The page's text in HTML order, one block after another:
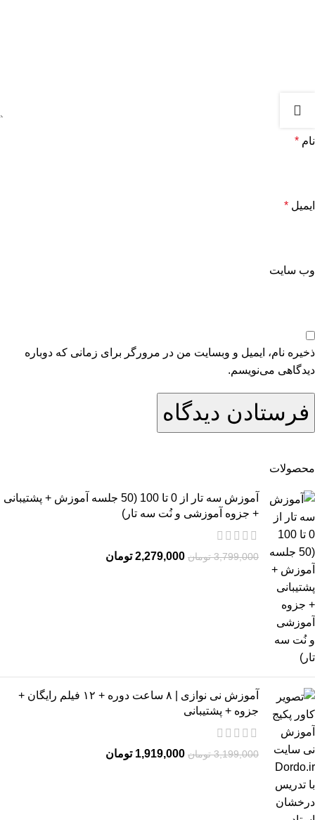
نام *
ایمیل *
وب‌ سایت
ذخیره نام، ایمیل و وبسایت من در مرورگر برای زمانی که دوباره
دیدگاهی می‌نویسم.
محصولات
آموزش سه تار از 0 تا 100 (50 جلسه آموزش + پشتیبانی
+ جزوه آموزشی و نُت سه تار)
3,799,000 تومان 2,279,000 تومان
آموزش نی نوازی | ۸ ساعت دوره + ۱۲ فیلم رایگان +
جزوه + پشتیبانی
3,199,000 تومان 1,919,000 تومان